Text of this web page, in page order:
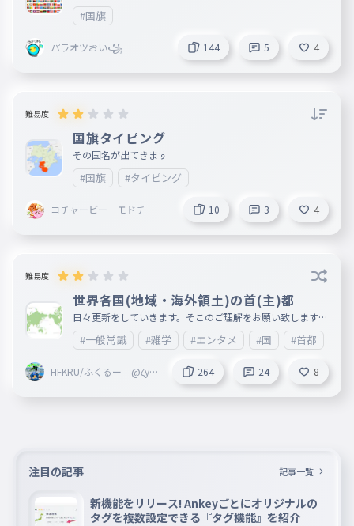
#国旗
パラオツおい꧁ 144 5 4
難易度
国旗タイピング
その国名が出てきます
#国旗 #タイピング
コチャービー モドチ 10 3 4
難易度
世界各国(地域・海外領土)の首(主)都
日々更新をしていきます。そこのご理解をお願い致します。
説明文には国名、画像は国旗または域旗になります。 国名
の五十音順で作っていきます。 タイの首都名は、バンコク
としていますが正式名称はクルンテープ・マハーナコーン・
アモーンラッタナコーシン・マヒンタラーユッタヤー・マハ
ーディロック・ポップ・ノッパラット・ラーチャタニーブリ
ーロム・ウドムラーチャニウェートマハーサターン・アモー
ンピマーン・アワターンサティット・サッカタッティヤウィ
#一般常識 #雑学 #エンタメ #国 #首都
HFKRU/ふくるー @ζyp
264 24 8
注目の記事 記事一覧
新機能をリリース! Ankeyごとにオリジナルの
タグを複数設定できる『タグ機能』を紹介